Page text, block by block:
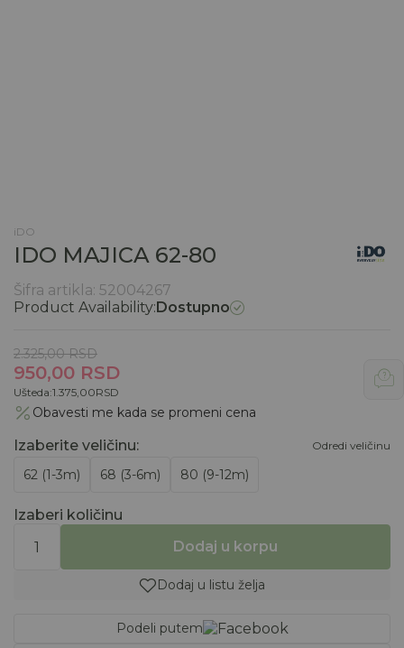
iDO
IDO MAJICA 62-80
Šifra artikla: 52004267
Product Availability:Dostupno
2.325,00 RSD
950,00 RSD
Ušteda:1.375,00RSD
Obavesti me kada se promeni cena
Izaberite veličinu: Odredi veličinu
62 (1-3m) 68 (3-6m) 80 (9-12m)
Izaberi količinu
Dodaj u korpu
Dodaj u listu želja
Podeli putem